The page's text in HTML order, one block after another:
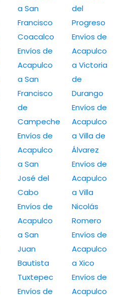
a San
Francisco
Coacalco
Envíos de
Acapulco
a San
Francisco
de
Campeche
Envíos de
Acapulco
a San
José del
Cabo
Envíos de
Acapulco
a San
Juan
Bautista
Tuxtepec
Envíos de
del
Progreso
Envíos de
Acapulco
a Victoria
de
Durango
Envíos de
Acapulco
a Villa de
Álvarez
Envíos de
Acapulco
a Villa
Nicolás
Romero
Envíos de
Acapulco
a Xico
Envíos de
Acapulco